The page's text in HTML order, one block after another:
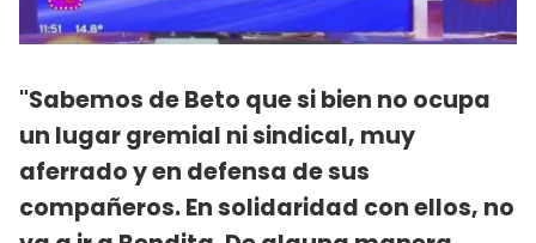
"Sabemos de Beto que si bien no ocupa
un lugar gremial ni sindical, muy
aferrado y en defensa de sus
compañeros. En solidaridad con ellos, no